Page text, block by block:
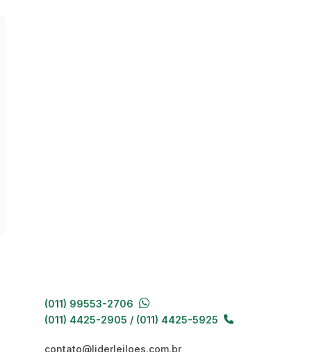
(011) 99553-2706
(011) 4425-2905 / (011) 4425-5925
contato@liderleiloes.com.br